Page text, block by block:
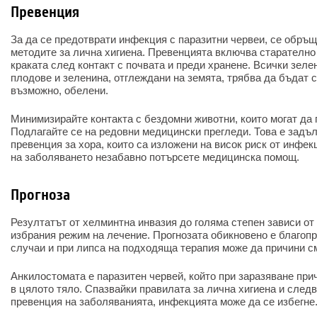
Превенция
За да се предотврати инфекция с паразитни червеи, се
методите за лична хигиена. Превенцията включва
краката след контакт с почвата и преди хранене. Всички
плодове и зеленина, отглеждани на земята, трябва да бъдат
възможно, обелени.
Минимизирайте контакта с бездомни животни, които могат да
Подлагайте се на редовни медицински прегледи. Това е
превенция за хора, които са изложени на висок риск от
на заболяването незабавно потърсете медицинска помощ.
Прогноза
Резултатът от хелминтна инвазия до голяма степен зависи
избрания режим на лечение. Прогнозата обикновено е
случаи и при липса на подходяща терапия може да причини
Анкилостомата е паразитен червей, който при заразяване
в цялото тяло. Спазвайки правилата за лична хигиена и
превенция на заболяванията, инфекцията може да се избегне.